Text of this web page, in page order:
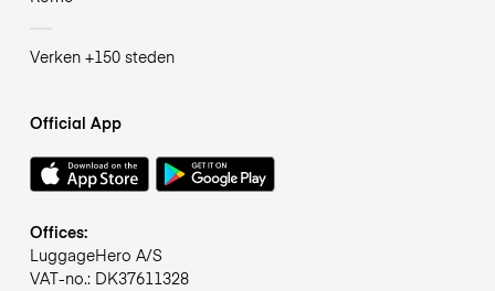
Verken +150 steden
Official App
Offices:
LuggageHero A/S
VAT-no.: DK37611328